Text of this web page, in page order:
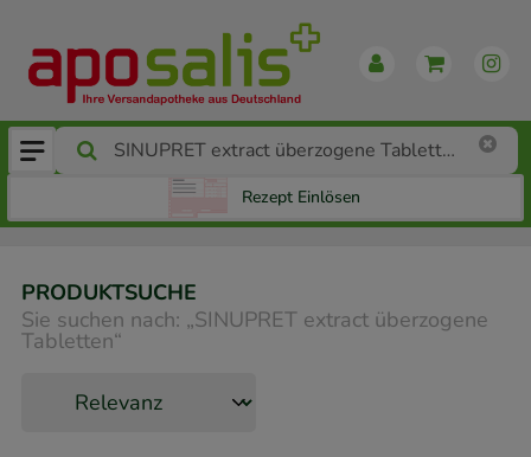
Rezept Einlösen
PRODUKTSUCHE
Sie suchen nach: „SINUPRET extract überzogene
Tabletten“